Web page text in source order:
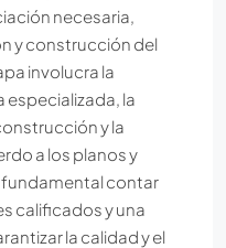
necesaria,
y construcción del
involucra la
la
y la
a los planos y
contar
calificados y una
la calidad y el